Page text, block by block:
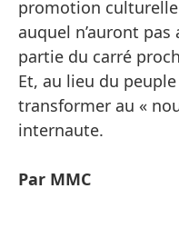
promotion culturelle
auquel n’auront
partie du carré
Et, au lieu du peuple
transformer au «
internaute.
Par MMC